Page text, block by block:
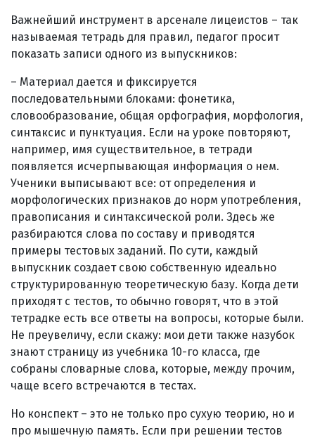
Важнейший инструмент в арсенале лицеистов – так
называемая тетрадь для правил, педагог просит
показать записи одного из выпускников:
– Материал дается и фиксируется
последовательными блоками: фонетика,
словообразование, общая орфография, морфология,
синтаксис и пунктуация. Если на уроке повторяют,
например, имя существительное, в тетради
появляется исчерпывающая информация о нем.
Ученики выписывают все: от определения и
морфологических признаков до норм употребления,
правописания и синтаксической роли. Здесь же
разбираются слова по составу и приводятся
примеры тестовых заданий. По сути, каждый
выпускник создает свою собственную идеально
структурированную теоретическую базу. Когда дети
приходят с тестов, то обычно говорят, что в этой
тетрадке есть все ответы на вопросы, которые были.
Не преувеличу, если скажу: мои дети также назубок
знают страницу из учебника 10-го класса, где
собраны словарные слова, которые, между прочим,
чаще всего встречаются в тестах.
Но конспект – это не только про сухую теорию, но и
про мышечную память. Если при решении тестов